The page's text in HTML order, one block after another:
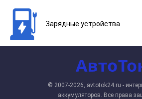
Зарядные устройства
© 2007-2026, avtotok24.ru -
аккумуляторов. Все права